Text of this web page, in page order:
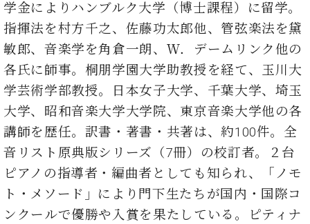
ル
W.
フ
マ
ン
ラ
デ
ィ
シ
ョ
ン
子
・
営
セ
ン
ー
ス
タ
学金によりハンブルク大学（博士課程）に留学。
指揮法を村方千之、佐藤功太郎他、管弦楽法を黛
敏郎、音楽学を角倉一朗、Ｗ．デームリンク他の
各氏に師事。桐朋学園大学助教授を経て、玉川大
学芸術学部教授。日本女子大学、千葉大学、埼玉
大学、昭和音楽大学大学院、東京音楽大学他の各
講師を歴任。訳書・著書・共著は、約100件。全
音リスト原典版シリーズ（7冊）の校訂者。２台
ピアノの指導者・編曲者としても知られ、「ノモ
ト・メソード」により門下生たちが国内・国際コ
ンクールで優勝や入賞を果たしている。ピティナ